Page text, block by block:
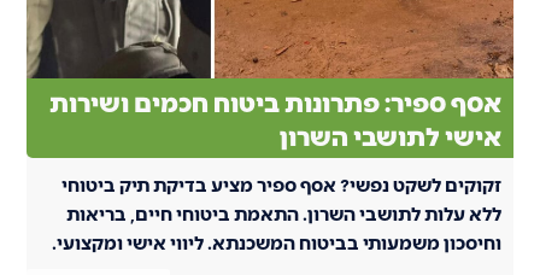
אסף ספיר: פתרונות ביטוח חכמים ושירות
אישי לתושבי השרון
זקוקים לשקט נפשי? אסף ספיר מציע בדיקת תיק ביטוחי
ללא עלות לתושבי השרון. התאמת ביטוחי חיים, בריאות
וחיסכון משמעותי בביטוח המשכנתא. ליווי אישי ומקצועי.